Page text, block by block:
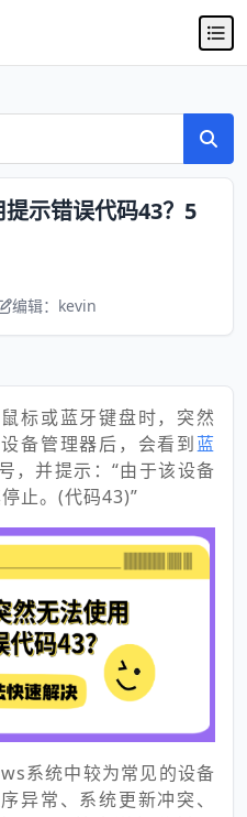
示错误代码43？5
编辑：kevin
标或蓝牙键盘时，突然
备管理器后，会看到蓝
，并提示：“由于该设备
止。(代码43)”
系统中较为常见的设备
异常、系统更新冲突、